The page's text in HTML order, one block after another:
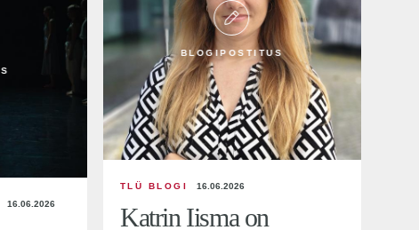
BLOGIPOSTITUS
TLÜ BLOGI 16.06.2026
Katrin Iisma on
16.06.2026